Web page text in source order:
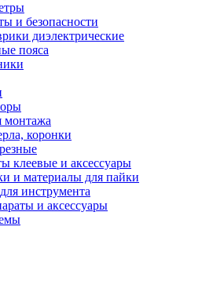
и безопасности
диэлектрические
пояса
монтажа
коронки
клеевые и аксессуары
и материалы для пайки
инструмента
и аксессуары